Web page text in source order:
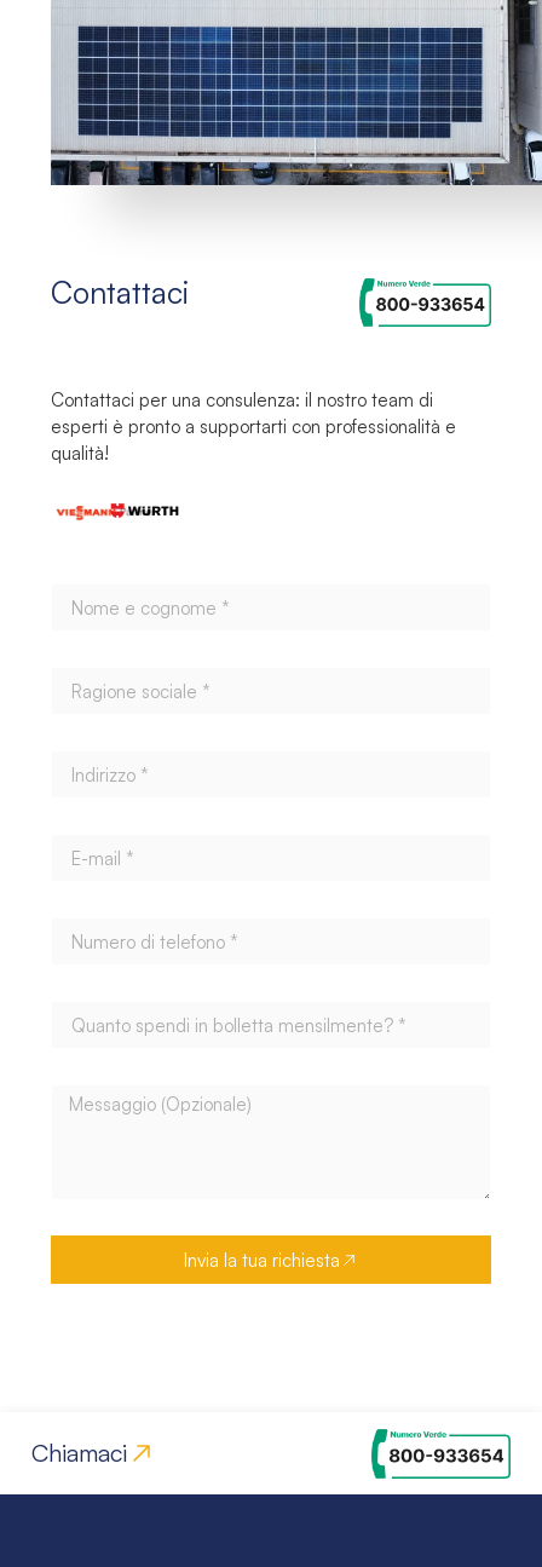
Contattaci
Contattaci per una consulenza: il nostro team di
esperti è pronto a supportarti con professionalità e
qualità!
Invia la tua richiesta
Chiamaci